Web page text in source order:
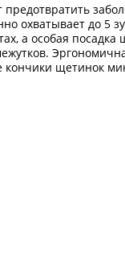
охватывает до 5
а особая посадка
кончики щетинок